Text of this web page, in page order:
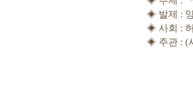
◈ 발제 :
◈사회 :
◈ 주관 : (